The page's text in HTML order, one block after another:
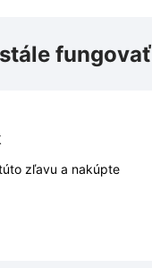
fungovať
zľavu a nakúpte